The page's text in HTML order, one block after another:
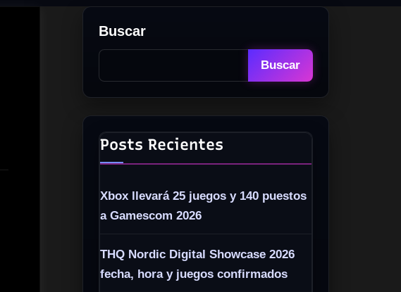
Buscar
Buscar
Posts Recientes
Xbox llevará 25 juegos y 140 puestos
a Gamescom 2026
THQ Nordic Digital Showcase 2026
fecha, hora y juegos confirmados